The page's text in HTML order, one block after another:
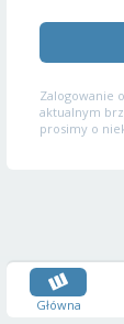
Zalogowanie
aktualnym
prosimy o
Główna